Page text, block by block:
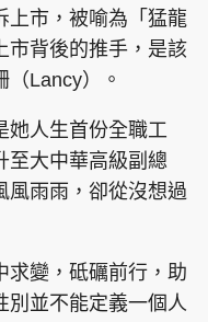
星島日報
The Standard
JobMarket
上市，被喻為「猛龍
市背後的推手，是該
Lancy）。
她人生首份全職工
至大中華高級副總
風雨雨，卻從沒想過
求變，砥礪前行，助
別並不能定義一個人